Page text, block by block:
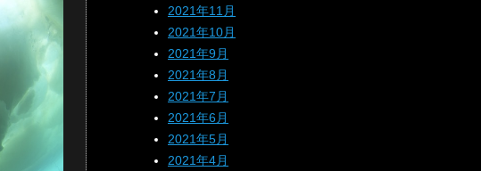
2021年11月
2021年10月
2021年9月
2021年8月
2021年7月
2021年6月
2021年5月
2021年4月